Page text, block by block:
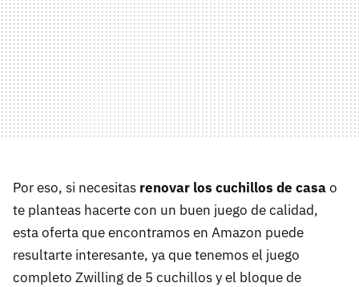
Por eso, si necesitas renovar los cuchillos de casao
te planteas hacerte con un buen juego de calidad,
esta oferta que encontramos en Amazon puede
resultarte interesante, ya que tenemos el juego
completo Zwilling de 5 cuchillos y el bloque de